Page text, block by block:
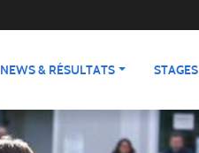
NEWS & RÉSULTATS STAGES